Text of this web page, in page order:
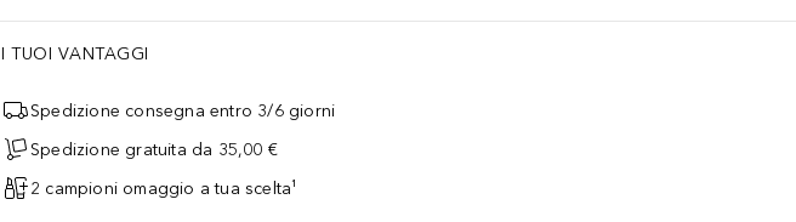
I TUOI VANTAGGI
Spedizione consegna entro 3/6 giorni
Spedizione gratuita da 35,00 €
2 campioni omaggio a tua scelta¹